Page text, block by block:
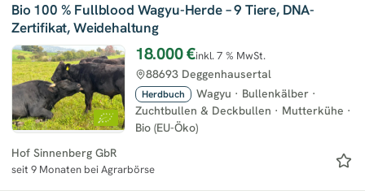
Bio 100 % Fullblood Wagyu-Herde – 9 Tiere, DNA-
Zertifikat, Weidehaltung
18.000 €inkl. 7 % MwSt.
Herdbuch Wagyu · Bullenkälber ·
Zuchtbullen & Deckbullen · Mutterkühe ·
Bio (EU-Öko)
88693 Deggenhausertal
Hof Sinnenberg GbR
seit 9 Monaten bei Agrarbörse